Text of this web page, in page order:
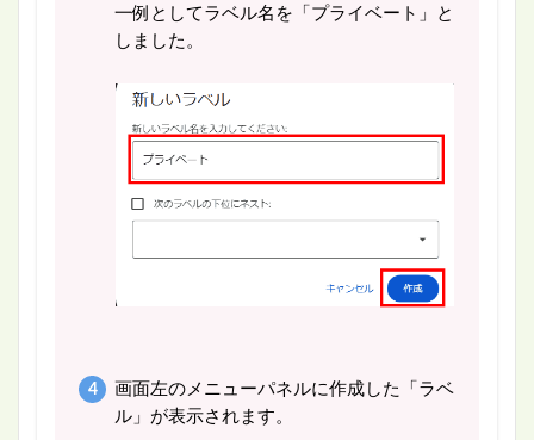
一例としてラベル名を「プライベート」と
しました。
画面左のメニューパネルに作成した「ラベ
ル」が表示されます。